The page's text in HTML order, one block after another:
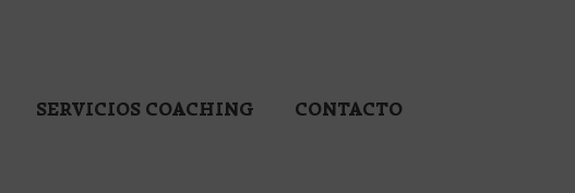
SERVICIOS COACHING CONTACTO